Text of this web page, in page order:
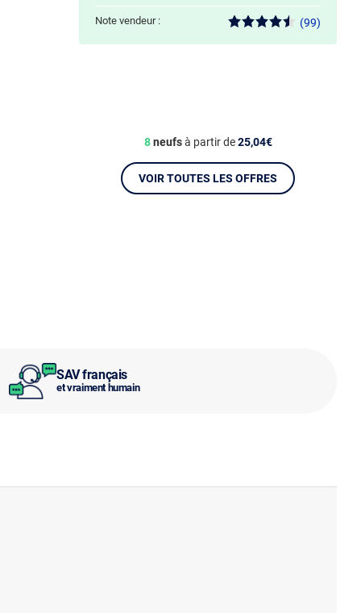
SAV français
et vraiment humain
Note vendeur : (99)
8neufsà partir de25,04€
VOIR TOUTES LES OFFRES